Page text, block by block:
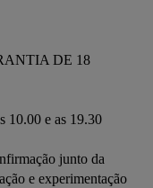
DE 18
10.00 e as 19.30
junto da
e experimentação